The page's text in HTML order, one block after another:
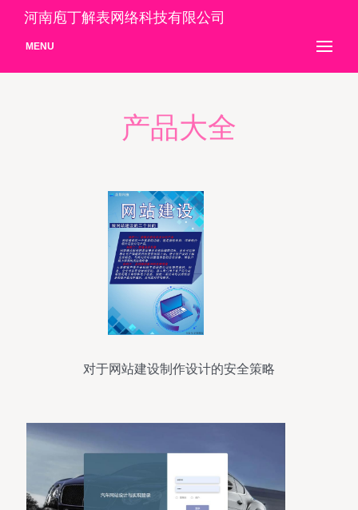
河南庖丁解表网络科技有限公司
MENU
产品大全
对于网站建设制作设计的安全策略